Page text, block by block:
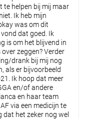
te helpen bij mij maar
Ik heb mijn
was om dit
dat goed. Ik
is om het blijvend in
zeggen?Verder
drank bij mij nog
als er bijvoorbeeld
Ik hoop dat meer
en/of andere
en haar team
via een medicijn te
dat het zeker nog wel